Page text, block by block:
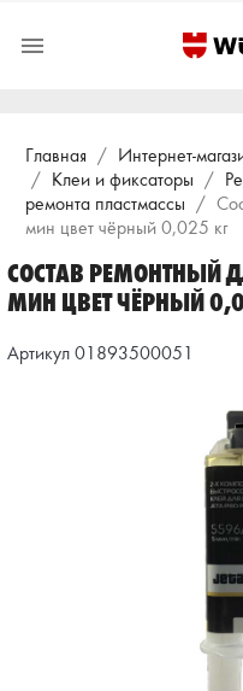

Главная Интернет-
Клеи и фиксаторы
ремонта пластмассы
мин цвет чёрный 0,025 кг
СОСТАВ РЕМОНТНЫЙ
МИН ЦВЕТ ЧЁРНЫЙ
Артикул 01893500051